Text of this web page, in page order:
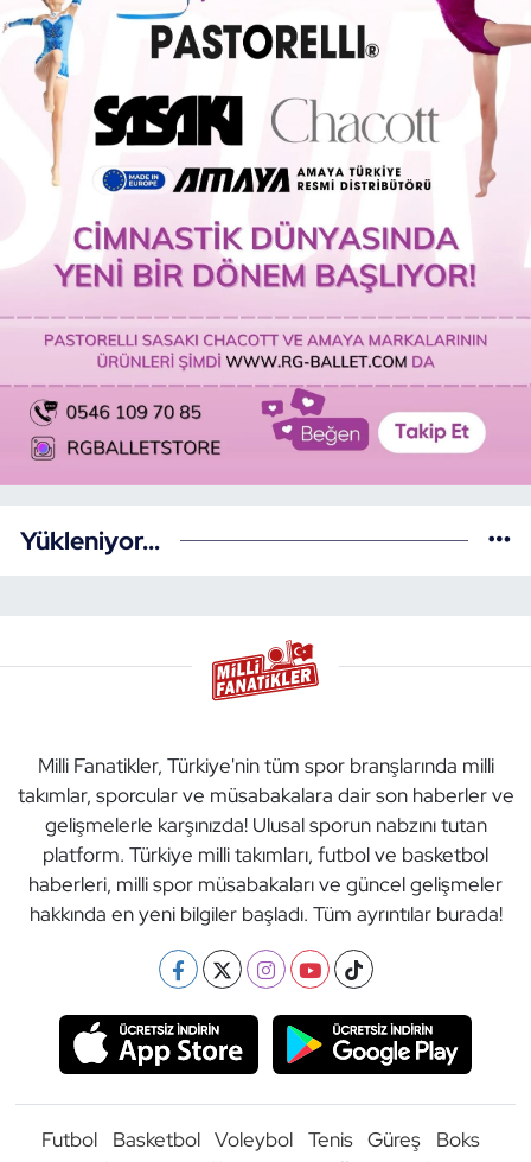
Yükleniyor...
Milli Fanatikler, Türkiye'nin tüm spor branşlarında milli
takımlar, sporcular ve müsabakalara dair son haberler ve
gelişmelerle karşınızda! Ulusal sporun nabzını tutan
platform. Türkiye milli takımları, futbol ve basketbol
haberleri, milli spor müsabakaları ve güncel gelişmeler
hakkında en yeni bilgiler başladı. Tüm ayrıntılar burada!
Futbol Basketbol Voleybol Tenis Güreş
Boks